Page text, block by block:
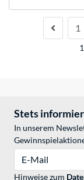
1
Stets
In unserem
Hinweise zum